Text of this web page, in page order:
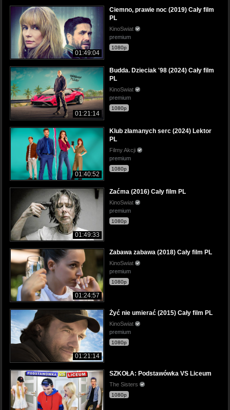
01:49:04
Ciemno, prawie noc (2019) Cały film
PL
KinoSwiat
premium
1080p
01:21:14
Budda. Dzieciak '98 (2024) Cały film
PL
KinoSwiat
premium
1080p
01:40:52
Klub złamanych serc (2024) Lektor
PL
Filmy Akcji
premium
1080p
01:49:33
Zaćma (2016) Cały film PL
KinoSwiat
premium
1080p
01:24:57
Zabawa zabawa (2018) Cały film PL
KinoSwiat
premium
1080p
01:21:14
Żyć nie umierać (2015) Cały film PL
KinoSwiat
premium
1080p
SZKOŁA: Podstawówka VS Liceum
The Sisters
1080p